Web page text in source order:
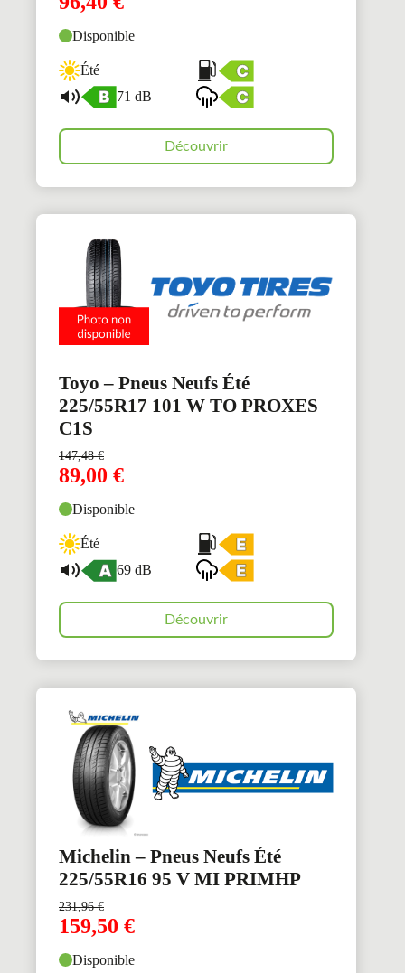
Disponible
Été
71 dB
Découvrir
Toyo – Pneus Neufs Été
225/55R17 101 W TO PROXES
C1S
147,48€
89,00 €
Disponible
Été
69 dB
Découvrir
Michelin – Pneus Neufs Été
225/55R16 95 V MI PRIMHP
231,96€
159,50 €
Disponible